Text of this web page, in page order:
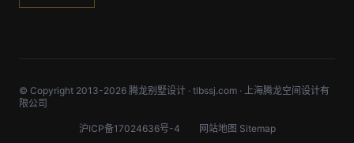
© Copyright 2013-2026 腾龙别墅设计 · tlbssj.com · 上海腾龙空间设计有
限公司
沪ICP备17024636号-4 网站地图 Sitemap